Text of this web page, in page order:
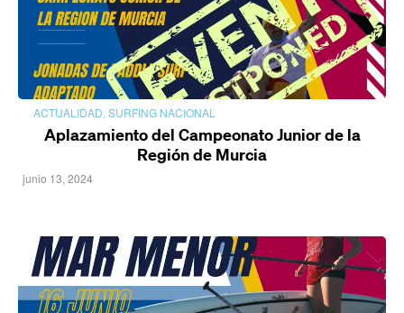
ACTUALIDAD, SURFING NACIONAL
Aplazamiento del Campeonato Junior de la
Región de Murcia
junio 13, 2024